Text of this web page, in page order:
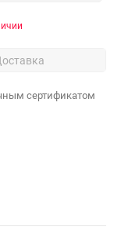
сертификатом